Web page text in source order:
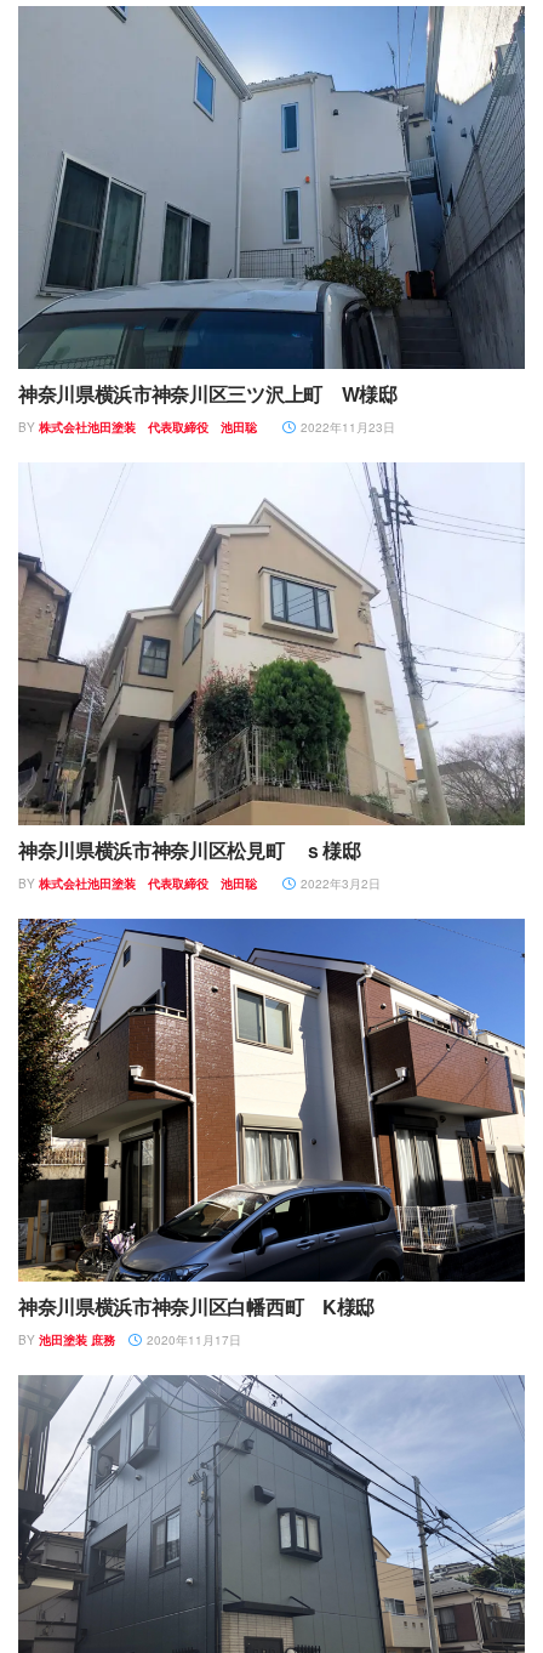
神奈川県横浜市神奈川区三ツ沢上町 W様邸
BY 株式会社池田塗装 代表取締役 池田聡 2022年11月23日
神奈川県横浜市神奈川区松見町 ｓ様邸
BY 株式会社池田塗装 代表取締役 池田聡 2022年3月2日
神奈川県横浜市神奈川区白幡西町 K様邸
BY 池田塗装 庶務 2020年11月17日